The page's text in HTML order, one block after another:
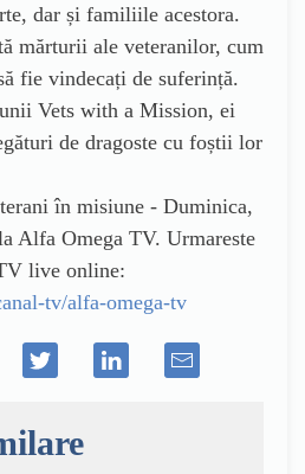
dar și familiile acestora.
mărturii ale veteranilor, cum
fie vindecați de suferință.
Vets with a Mission, ei
de dragoste cu foștii lor
în misiune - Duminica,
Alfa Omega TV. Urmareste
live online:
tv/alfa-omega-tv